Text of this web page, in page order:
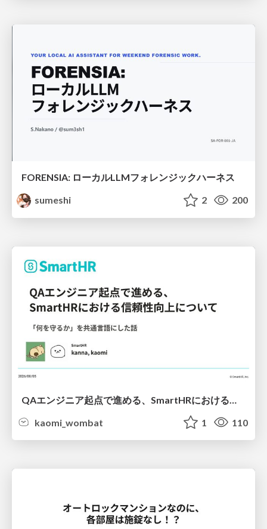
FORENSIA: ローカルLLMフォレンジックハーネス
sumeshi
2 200
kaomi_wombat
1 110